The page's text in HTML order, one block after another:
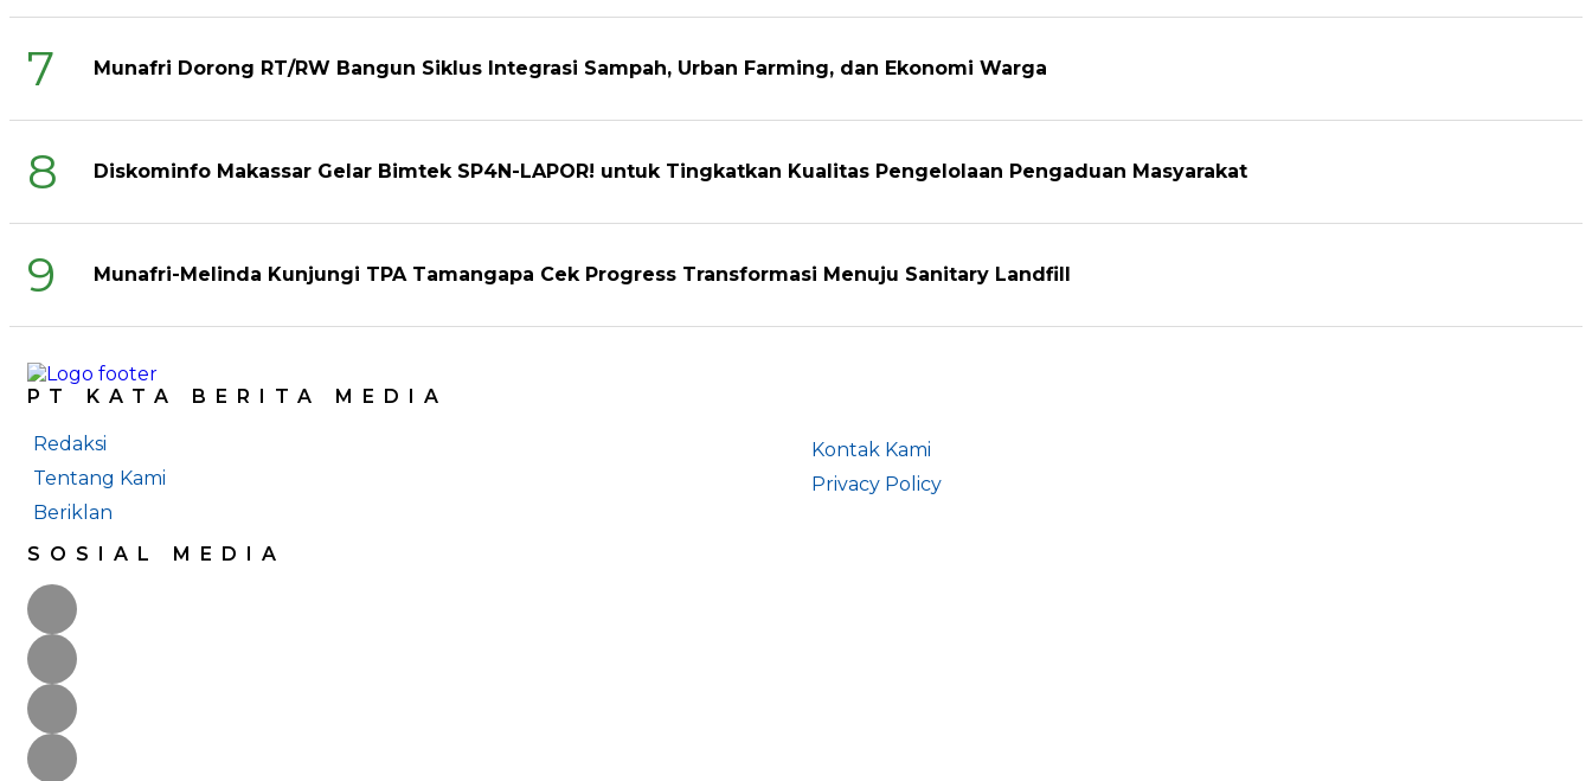
7 Munafri Dorong RT/RW Bangun Siklus Integrasi Sampah, Urban Farming, dan Ekonomi Warga
8 Diskominfo Makassar Gelar Bimtek SP4N-LAPOR! untuk Tingkatkan Kualitas Pengelolaan Pengaduan Masyarakat
9 Munafri-Melinda Kunjungi TPA Tamangapa Cek Progress Transformasi Menuju Sanitary Landfill
PT KATA BERITA MEDIA
Redaksi
Tentang Kami
Beriklan
Kontak Kami
Privacy Policy
SOSIAL MEDIA